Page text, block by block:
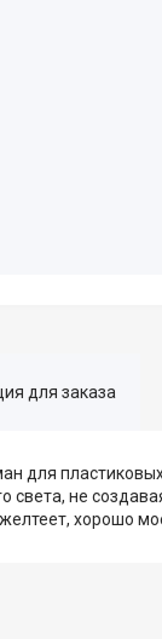
для заказа
для
света, не
хорошо